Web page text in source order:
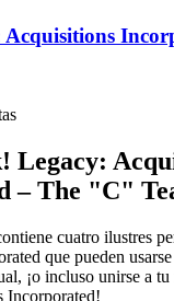
Legacy:
– The "C"
cuatro ilustres
que pueden
¡o incluso unirse a
Incorporated!